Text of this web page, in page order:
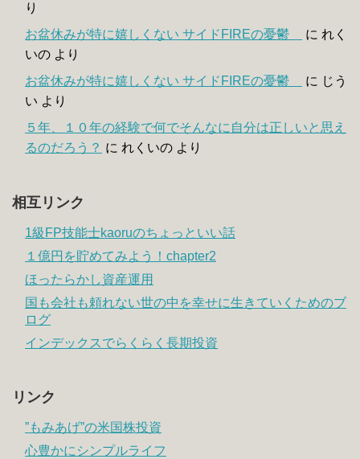
り
お盆休みが特に嬉しくない サイドFIREの憂鬱
に れく
いの より
お盆休みが特に嬉しくない サイドFIREの憂鬱
に じう
い より
５年、１０年の経験で何でそんなに自分は正しいと思え
るのだろう？ に れくいの より
相互リンク
1級FP技能士kaoruのちょっといい話
１億円を貯めてみよう！chapter2
ほったらかし資産運用
国も会社も頼れない世の中を幸せに生きていくためのブ
ログ
インデックスでらくらく長期投資
リンク
”もみあげ”の米国株投資
心豊かにシンプルライフ